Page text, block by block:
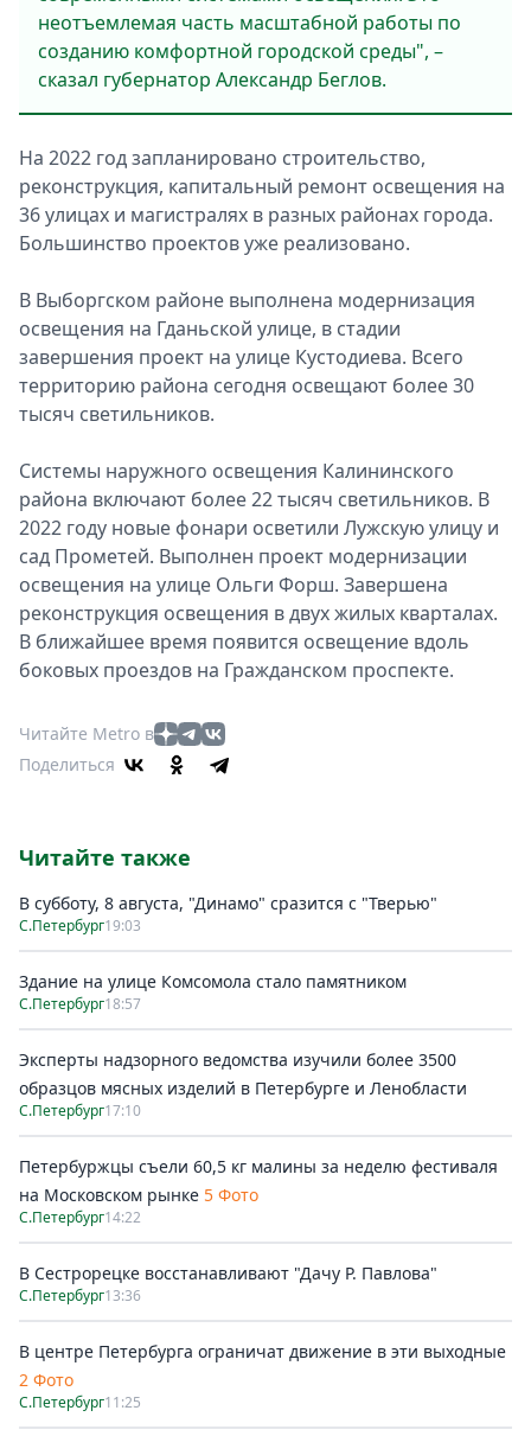
неотъемлемая часть масштабной работы по
созданию комфортной городской среды", –
сказал губернатор Александр Беглов.
На 2022 год запланировано строительство,
реконструкция, капитальный ремонт освещения на
36 улицах и магистралях в разных районах города.
Большинство проектов уже реализовано.
В Выборгском районе выполнена модернизация
освещения на Гданьской улице, в стадии
завершения проект на улице Кустодиева. Всего
территорию района сегодня освещают более 30
тысяч светильников.
Системы наружного освещения Калининского
района включают более 22 тысяч светильников. В
2022 году новые фонари осветили Лужскую улицу и
сад Прометей. Выполнен проект модернизации
освещения на улице Ольги Форш. Завершена
реконструкция освещения в двух жилых кварталах.
В ближайшее время появится освещение вдоль
боковых проездов на Гражданском проспекте.
Читайте Metro в
Поделиться
Читайте также
В субботу, 8 августа, "Динамо" сразится с "Тверью"
С.Петербург19:03
Здание на улице Комсомола стало памятником
С.Петербург18:57
Эксперты надзорного ведомства изучили более 3500
образцов мясных изделий в Петербурге и Ленобласти
С.Петербург17:10
Петербуржцы съели 60,5 кг малины за неделю фестиваля
на Московском рынке 5 Фото
С.Петербург14:22
В Сестрорецке восстанавливают "Дачу Р. Павлова"
С.Петербург13:36
В центре Петербурга ограничат движение в эти выходные
2 Фото
С.Петербург11:25